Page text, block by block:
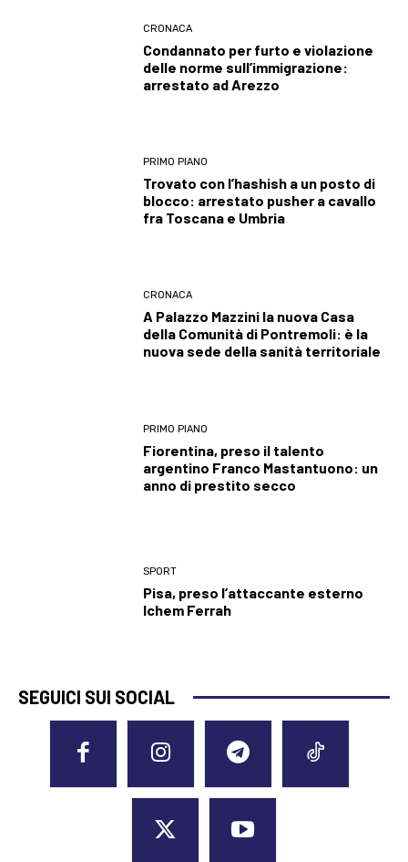
CRONACA
Condannato per furto e violazione
delle norme sull’immigrazione:
arrestato ad Arezzo
PRIMO PIANO
Trovato con l’hashish a un posto di
blocco: arrestato pusher a cavallo
fra Toscana e Umbria
CRONACA
A Palazzo Mazzini la nuova Casa
della Comunità di Pontremoli: è la
nuova sede della sanità territoriale
PRIMO PIANO
Fiorentina, preso il talento
argentino Franco Mastantuono: un
anno di prestito secco
SPORT
Pisa, preso l’attaccante esterno
Ichem Ferrah
SEGUICI SUI SOCIAL